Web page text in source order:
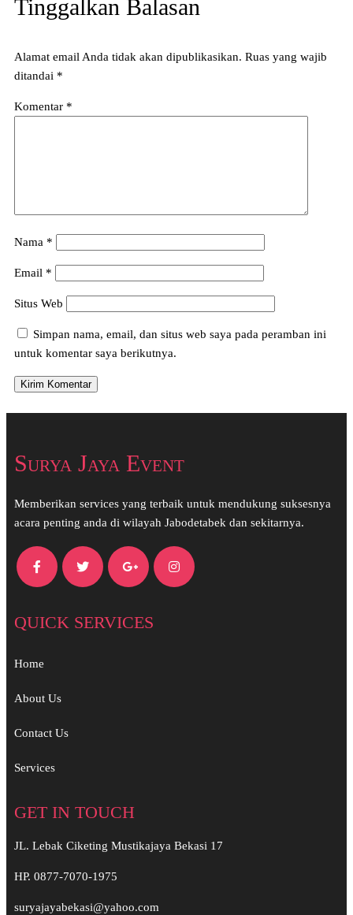
Tinggalkan Balasan
Alamat email Anda tidak akan dipublikasikan. Ruas yang wajib
ditandai *
Komentar *
Nama *
Email *
Situs Web
Simpan nama, email, dan situs web saya pada peramban ini
untuk komentar saya berikutnya.
Surya Jaya Event
Memberikan services yang terbaik untuk mendukung suksesnya
acara penting anda di wilayah Jabodetabek dan sekitarnya.
QUICK SERVICES
Home
About Us
Contact Us
Services
GET IN TOUCH
JL. Lebak Ciketing Mustikajaya Bekasi 17
HP. 0877-7070-1975
suryajayabekasi@yahoo.com